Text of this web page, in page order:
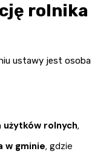
rolnika
ustawy jest osoba
użytków rolnych,
w gminie, gdzie